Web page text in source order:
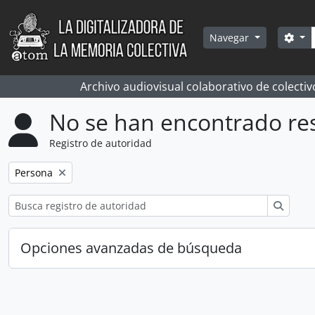
Skip to main content
Navegar
Archivo audiovisual colaborativo de
No se han encontrado
Registro de autoridad
Remove filter:
Persona
Opciones avanzadas de búsqueda